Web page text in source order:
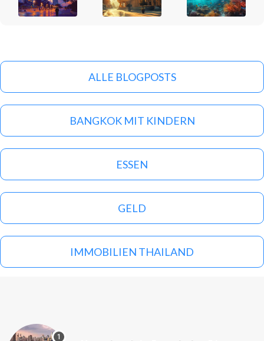
ALLE BLOGPOSTS
BANGKOK MIT KINDERN
ESSEN
GELD
IMMOBILIEN THAILAND